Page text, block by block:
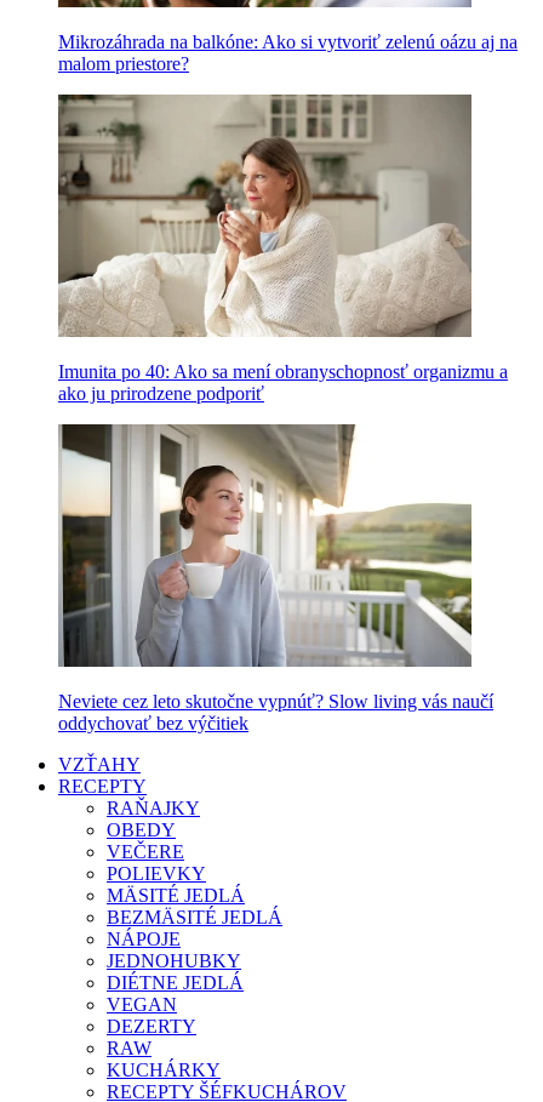
Mikrozáhrada na balkóne: Ako si vytvoriť zelenú oázu aj na
malom priestore?
Imunita po 40: Ako sa mení obranyschopnosť organizmu a
ako ju prirodzene podporiť
Neviete cez leto skutočne vypnúť? Slow living vás naučí
oddychovať bez výčitiek
VZŤAHY
RECEPTY
RAŇAJKY
OBEDY
VEČERE
POLIEVKY
MÄSITÉ JEDLÁ
BEZMÄSITÉ JEDLÁ
NÁPOJE
JEDNOHUBKY
DIÉTNE JEDLÁ
VEGAN
DEZERTY
RAW
KUCHÁRKY
RECEPTY ŠÉFKUCHÁROV